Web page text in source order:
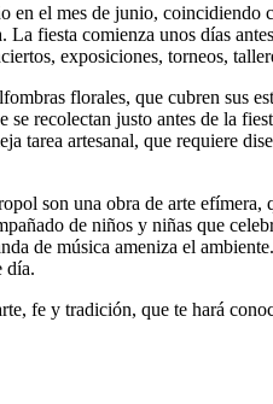
en el mes de junio, coincidiendo
fiesta comienza unos días
exposiciones, torneos,
florales, que cubren sus
recolectan justo antes de la
tarea artesanal, que requiere
son una obra de arte efímera,
de niños y niñas que
de música ameniza el
día.
fe y tradición, que te hará